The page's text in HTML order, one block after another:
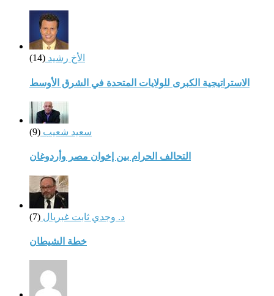
الأخ رشيد (14)
الاستراتيجية الكبرى للولايات المتحدة في الشرق الأوسط
سعيد شعيب (9)
التحالف الحرام بين إخوان مصر وأردوغان
د. وجدي ثابت غبريال (7)
خطة الشيطان